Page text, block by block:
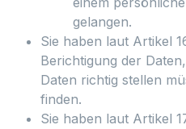
gelangen.
Sie haben laut Artikel
Berichtigung der
Daten richtig stellen
finden.
Sie haben laut Artikel